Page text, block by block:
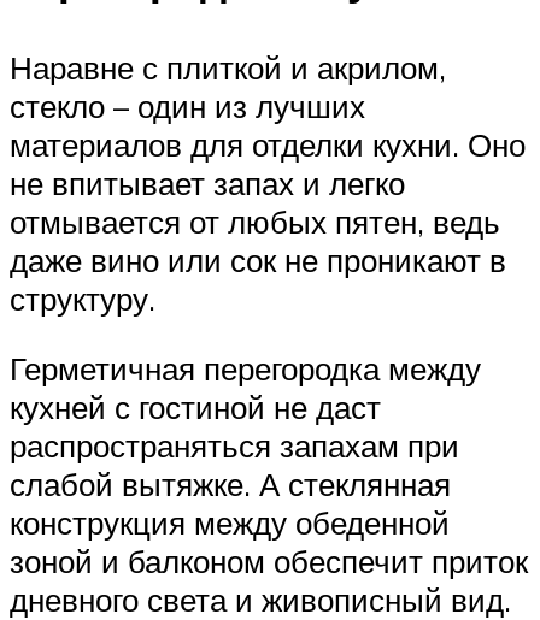
Наравне с плиткой и акрилом,
стекло – один из лучших
материалов для отделки кухни. Оно
не впитывает запах и легко
отмывается от любых пятен, ведь
даже вино или сок не проникают в
структуру.
Герметичная перегородка между
кухней с гостиной не даст
распространяться запахам при
слабой вытяжке. А стеклянная
конструкция между обеденной
зоной и балконом обеспечит приток
дневного света и живописный вид.